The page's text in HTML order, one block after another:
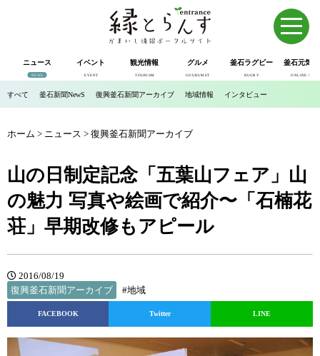
ニュース
NEWS
イベント
EVENT
観光情報
TOURISM
グルメ
GOURUMET
釜石ラグビー
RUGBY
釜石元気
ONLINE SHOP
すべて 釜石新聞NewS 復興釜石新聞アーカイブ 地域情報 インタビュー
ホーム > ニュース > 復興釜石新聞アーカイブ
山の日制定記念「五葉山フェア」山
の魅力 写真や絵画で紹介〜「石楠花
荘」早期改修もアピール
2016/08/19
復興釜石新聞アーカイブ
#地域
FACEBOOK Twitter LINE